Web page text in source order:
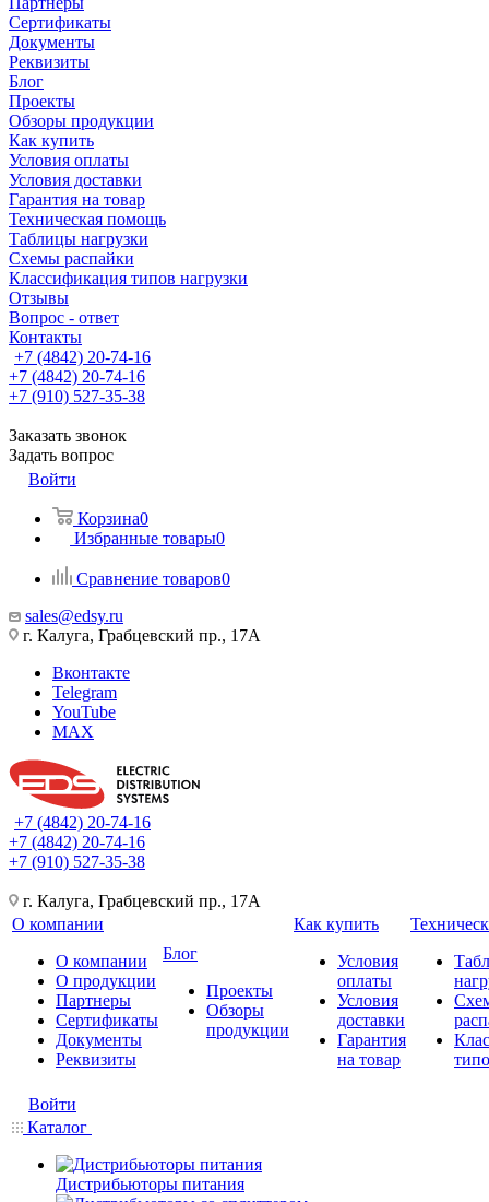
Сертификаты
Документы
Реквизиты
Блог
Проекты
Обзоры продукции
Как купить
Условия оплаты
Условия доставки
Гарантия на товар
Техническая помощь
Таблицы нагрузки
Схемы распайки
Классификация типов нагрузки
Отзывы
Вопрос - ответ
Контакты
+7 (4842) 20-74-16
+7 (4842) 20-74-16
+7 (910) 527-35-38
Заказать звонок
Задать вопрос
Войти
Корзина0
Избранные товары0
Сравнение товаров0
sales@edsy.ru
г. Калуга, Грабцевский пр., 17А
Вконтакте
Telegram
YouTube
MAX
+7 (4842) 20-74-16
+7 (4842) 20-74-16
+7 (910) 527-35-38
г. Калуга, Грабцевский пр., 17А
О компании
О компании
О продукции
Партнеры
Сертификаты
Документы
Реквизиты
Блог
Проекты
Обзоры
продукции
Как купить
Условия
оплаты
Условия
доставки
Гарантия
на товар
Войти
Каталог
Дистрибьюторы питания